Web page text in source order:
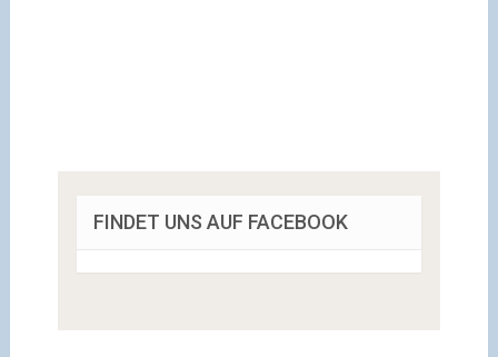
FINDET UNS AUF FACEBOOK